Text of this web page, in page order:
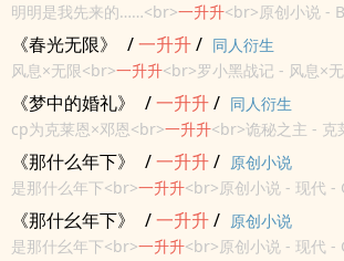
明明是我先来的……<br>一升升<br>原创小说 -
<br>OE - 奇幻<br>病娇天使，善良恶魔。有囚
题。<br>
《春光无限》 /一升升/ 同人衍生
风息×无限<br>一升升<br>罗小黑战记 - 风息×
短篇 - 完结<br>动漫同人<br>
《梦中的婚礼》 /一升升/ 同人衍生
cp为克莱恩×邓恩<br>一升升<br>诡秘之主 - 克
短篇 - 完结 - BL<br>小说同人<br>
《那什么年下》 /一升升/ 原创小说
是那什么年下<br>一升升<br>原创小说 - 现代 -
<br>
《那什幺年下》 /一升升/ 原创小说
是那什幺年下<br>一升升<br>原创小说 - 现代 -